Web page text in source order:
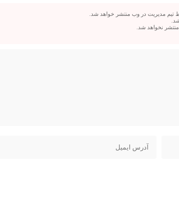
تیم مدیریت در وب منتشر خواهد شد.
نخواهد شد.